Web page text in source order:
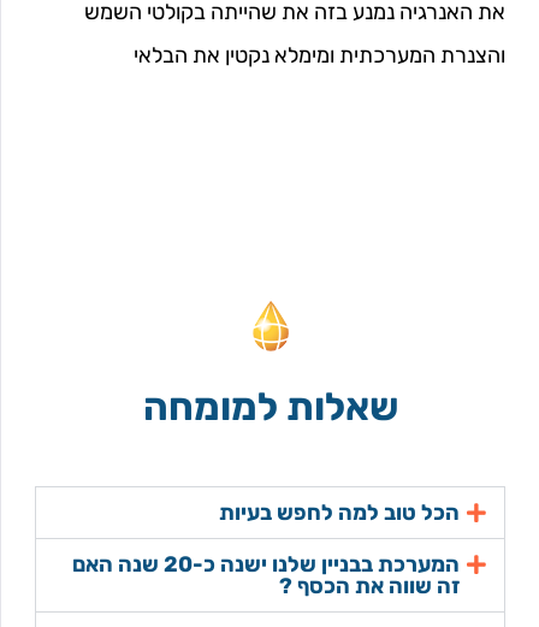
את האנרגיה נמנע בזה את שהייתה בקולטי השמש
והצנרת המערכתית ומימלא נקטין את הבלאי
שאלות למומחה
הכל טוב למה לחפש בעיות
המערכת בבניין שלנו ישנה כ-20 שנה האם
זה שווה את הכסף ?